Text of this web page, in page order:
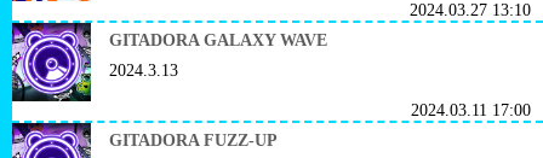
2024.03.27 13:10
GITADORA GALAXY WAVE
2024.3.13
2024.03.11 17:00
GITADORA FUZZ-UP